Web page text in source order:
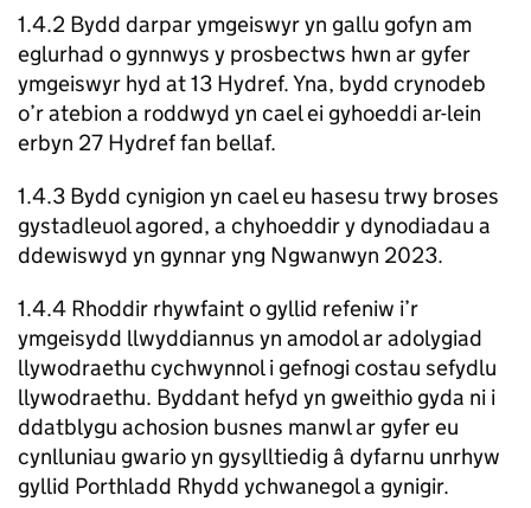
1.4.2 Bydd darpar ymgeiswyr yn gallu gofyn am
eglurhad o gynnwys y prosbectws hwn ar gyfer
ymgeiswyr hyd at 13 Hydref. Yna, bydd crynodeb
o’r atebion a roddwyd yn cael ei gyhoeddi ar-lein
erbyn 27 Hydref fan bellaf.
1.4.3 Bydd cynigion yn cael eu hasesu trwy broses
gystadleuol agored, a chyhoeddir y dynodiadau a
ddewiswyd yn gynnar yng Ngwanwyn 2023.
1.4.4 Rhoddir rhywfaint o gyllid refeniw i’r
ymgeisydd llwyddiannus yn amodol ar adolygiad
llywodraethu cychwynnol i gefnogi costau sefydlu
llywodraethu. Byddant hefyd yn gweithio gyda ni i
ddatblygu achosion busnes manwl ar gyfer eu
cynlluniau gwario yn gysylltiedig â dyfarnu unrhyw
gyllid Porthladd Rhydd ychwanegol a gynigir.